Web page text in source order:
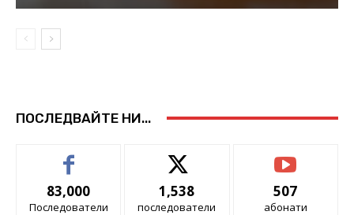
ПОСЛЕДВАЙТЕ НИ...
83,000
Последователи
1,538
последователи
507
абонати